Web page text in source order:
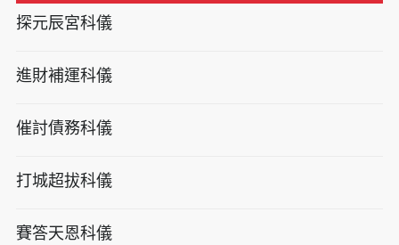
探元辰宮科儀
進財補運科儀
催討債務科儀
打城超拔科儀
賽答天恩科儀